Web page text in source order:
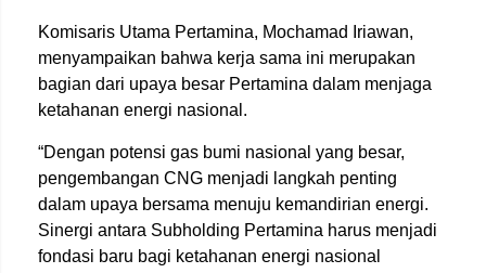
Komisaris Utama Pertamina, Mochamad Iriawan,
menyampaikan bahwa kerja sama ini merupakan
bagian dari upaya besar Pertamina dalam menjaga
ketahanan energi nasional.
“Dengan potensi gas bumi nasional yang besar,
pengembangan CNG menjadi langkah penting
dalam upaya bersama menuju kemandirian energi.
Sinergi antara Subholding Pertamina harus menjadi
fondasi baru bagi ketahanan energi nasional